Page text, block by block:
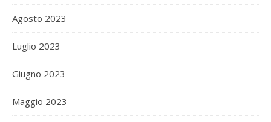
Agosto 2023
Luglio 2023
Giugno 2023
Maggio 2023